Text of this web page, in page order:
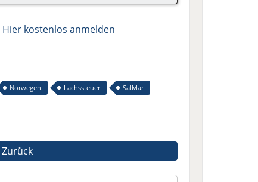
Hier kostenlos anmelden
Norwegen Lachssteuer
SalMar
Zurück